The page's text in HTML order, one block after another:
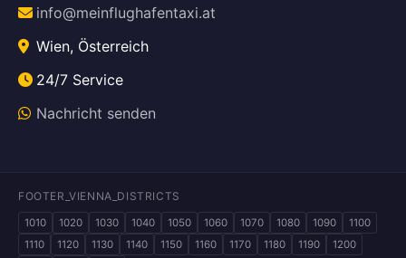
info@meinflughafentaxi.at
Wien, Österreich
24/7 Service
Nachricht senden
FOOTER_VIENNA_DISTRICTS
1010 1020 1030 1040 1050 1060 1070 1080 1090
1100
1110
1120 1130 1140 1150 1160 1170 1180 1190
1200